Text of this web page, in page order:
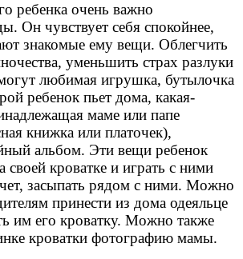
ребенка очень важно
Он чувствует себя спокойнее,
знакомые ему вещи. Облегчить
уменьшить страх разлуки
любимая игрушка, бутылочка
ребенок пьет дома, какая-
маме или папе
книжка или платочек),
альбом. Эти вещи ребенок
своей кроватке и играть с ними
засыпать рядом с ними. Можно
принести из дома одеяльце
им его кроватку. Можно также
кроватки фотографию мамы.